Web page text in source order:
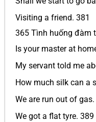
Visiting a friend. 381
365 Tình huống đàm
Is your master at
My servant told me
How much silk can a
We are run out of
We got a flat tyre. 389